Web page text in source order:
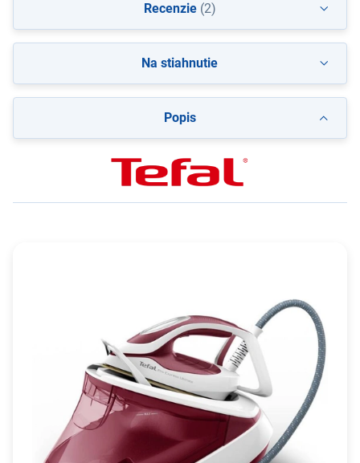
Popis
Recenzie(2)
Na stiahnutie